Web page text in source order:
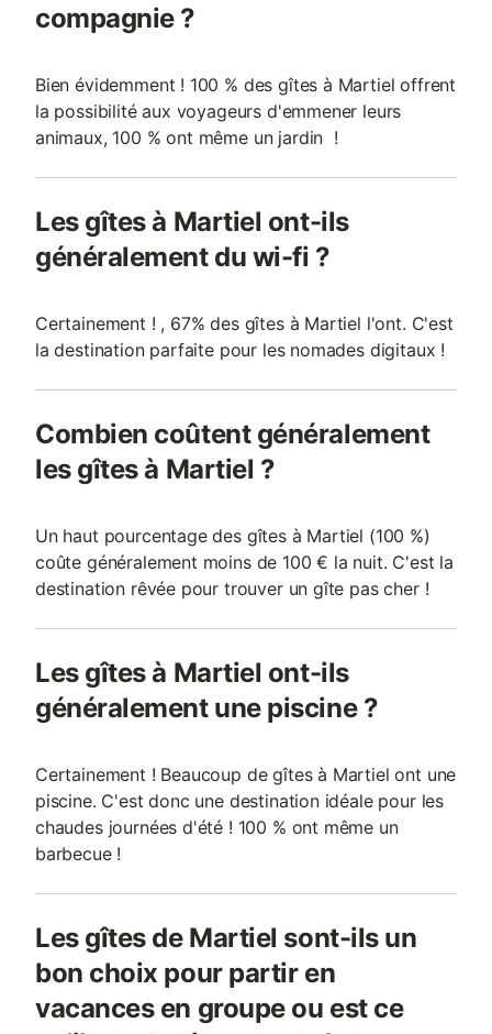
compagnie ?
Bien évidemment ! 100 % des gîtes à Martiel offrent
la possibilité aux voyageurs d'emmener leurs
animaux, 100 % ont même un jardin !
Les gîtes à Martiel ont-ils
généralement du wi-fi ?
Certainement ! , 67% des gîtes à Martiel l'ont. C'est
la destination parfaite pour les nomades digitaux !
Combien coûtent généralement
les gîtes à Martiel ?
Un haut pourcentage des gîtes à Martiel (100 %)
coûte généralement moins de 100 € la nuit. C'est la
destination rêvée pour trouver un gîte pas cher !
Les gîtes à Martiel ont-ils
généralement une piscine ?
Certainement ! Beaucoup de gîtes à Martiel ont une
piscine. C'est donc une destination idéale pour les
chaudes journées d'été ! 100 % ont même un
barbecue !
Les gîtes de Martiel sont-ils un
bon choix pour partir en
vacances en groupe ou est ce